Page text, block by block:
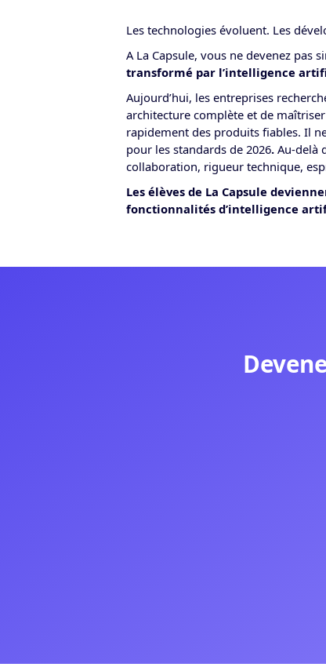
Les technologies évoluent. Les
A La Capsule, vous ne devenez pas
transformé par l’intelligence
Aujourd’hui, les entreprises
architecture complète et de
rapidement des produits fiables. Il
pour les standards de 2026. Au-delà
collaboration, rigueur technique,
Les élèves de La Capsule
fonctionnalités d’intelligence